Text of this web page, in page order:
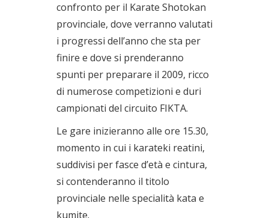
confronto per il Karate Shotokan
provinciale, dove verranno valutati
i progressi dell’anno che sta per
finire e dove si prenderanno
spunti per preparare il 2009, ricco
di numerose competizioni e duri
campionati del circuito FIKTA.
Le gare inizieranno alle ore 15.30,
momento in cui i karateki reatini,
suddivisi per fasce d’età e cintura,
si contenderanno il titolo
provinciale nelle specialità kata e
kumite.